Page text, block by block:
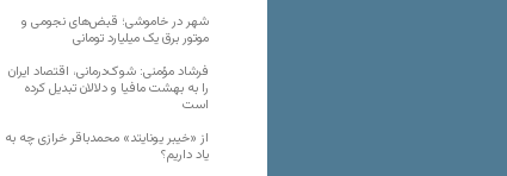
شهر در خاموشی؛ قبض‌های نجومی و
موتور برق یک میلیارد تومانی
فرشاد مؤمنی: شوک‌درمانی، اقتصاد ایران
را به بهشت مافیا و دلالان تبدیل کرده
است
از «خیبر یونایتد» محمدباقر خرازی چه به
یاد داریم؟